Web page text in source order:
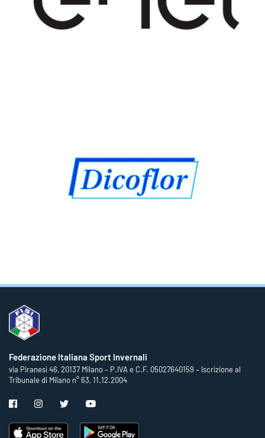
Federazione Italiana Sport Invernali
via Piranesi 46, 20137 Milano – P.IVA e C.F. 05027640159 – Iscrizione al
Tribunale di Milano n° 63, 11.12.2004